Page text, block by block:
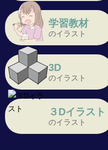
学習教材
のイラスト
3D
のイラスト
３Dイラスト
のイラスト